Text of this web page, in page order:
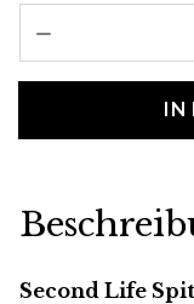
IN
Second Life